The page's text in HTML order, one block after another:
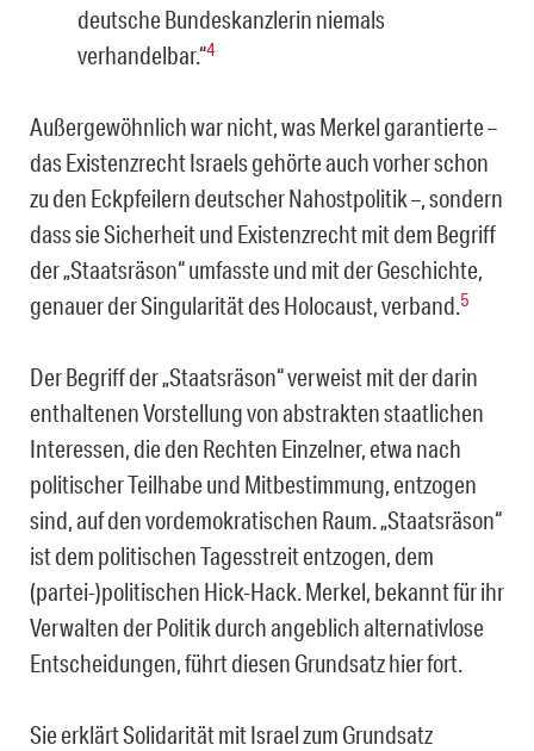
deutsche Bundeskanzlerin niemals
verhandelbar.“4
Außergewöhnlich war nicht, was Merkel garantierte –
das Existenzrecht Israels gehörte auch vorher schon
zu den Eckpfeilern deutscher Nahostpolitik –, sondern
dass sie Sicherheit und Existenzrecht mit dem Begriff
der „Staatsräson“ umfasste und mit der Geschichte,
genauer der Singularität des Holocaust, verband.5
Der Begriff der „Staatsräson“ verweist mit der darin
enthaltenen Vorstellung von abstrakten staatlichen
Interessen, die den Rechten Einzelner, etwa nach
politischer Teilhabe und Mitbestimmung, entzogen
sind, auf den vordemokratischen Raum. „Staatsräson“
ist dem politischen Tagesstreit entzogen, dem
(partei-)politischen Hick-Hack. Merkel, bekannt für ihr
Verwalten der Politik durch angeblich alternativlose
Entscheidungen, führt diesen Grundsatz hier fort.
Sie erklärt Solidarität mit Israel zum Grundsatz